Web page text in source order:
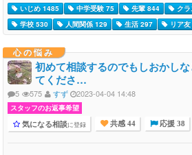
いじめ 1485 中学受験 75 先輩 844 ク
学校 530
人間関係 129 生活 297 リア
心の悩み
初めて相談するのでもしおかし
てくださ…
5 575 すず 2023-04-04 14:48
スタッフのお返事希望
気になる相談に登録 共感 44 応援 38